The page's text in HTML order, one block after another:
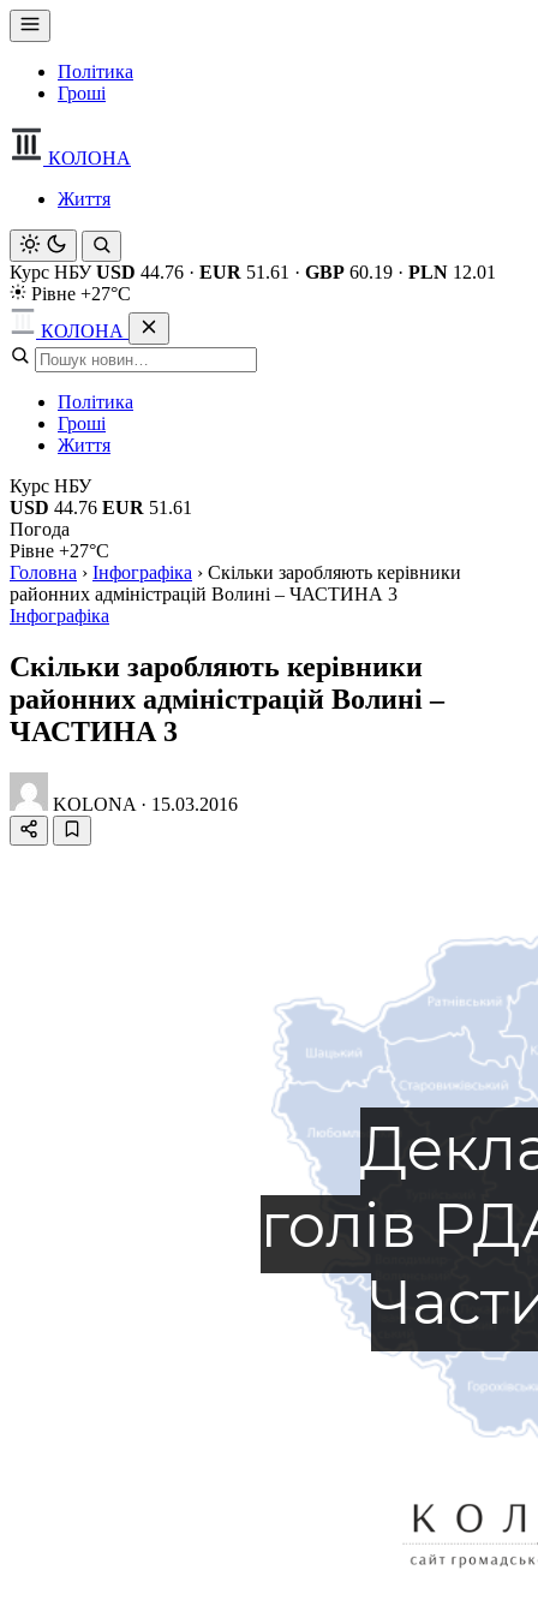
Політика
Гроші
КОЛОНА
Життя
Курс НБУ USD 44.76 · EUR 51.61 · GBP 60.19 · PLN 12.01
Рівне +27°C
КОЛОНА
Політика
Гроші
Життя
Курс НБУ
USD 44.76 EUR 51.61
Погода
Рівне +27°C
Головна › Інфографіка › Скільки заробляють керівники
районних адміністрацій Волині – ЧАСТИНА 3
Інфографіка
Скільки заробляють керівники
районних адміністрацій Волині –
ЧАСТИНА 3
KOLONA · 15.03.2016